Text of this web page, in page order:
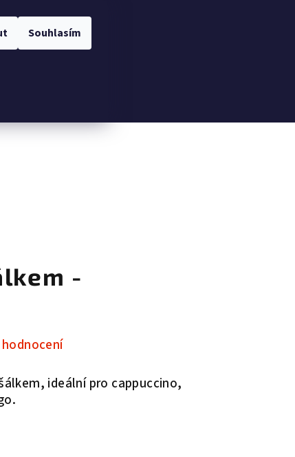
Souhlasím
-
ideální pro cappuccino,